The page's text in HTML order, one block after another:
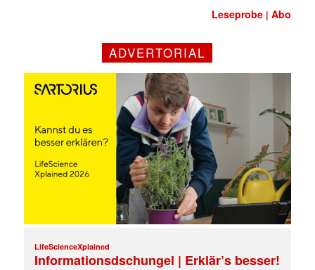
Leseprobe |Abo
ADVERTORIAL
LifeScienceXplained
Informationsdschungel | Erklär’s besser!